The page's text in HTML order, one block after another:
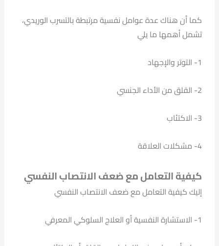
كما أن هناك عدة عوامل نفسية مرتبطة بالتسرب الوريدي،
تشمل أهمها ما يلي
1- التوتر والإجهاد
2- القلق من الأداء الجنسي
3- الاكتئاب
4- مشكلات العلاقة
كيفية التعامل مع ضعف الانتصاب النفسي
إليك كيفية التعامل مع ضعف الانتصاب النفسي
1- الاستشارة النفسية أو العلاج السلوكي المعرفي